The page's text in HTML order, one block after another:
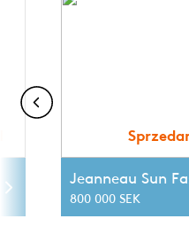
Jeanneau Sun
800 000 SEK